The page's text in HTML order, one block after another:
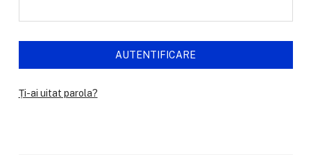
Ți-ai uitat parola?